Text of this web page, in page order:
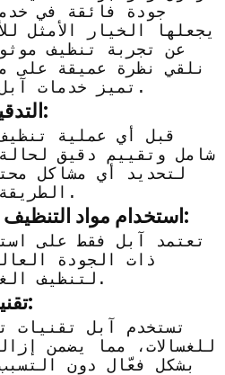
جودة فائقة في
يجعلها الخيار الأمثل
عن تجربة تنظيف
نلقي نظرة عميقة على
تميز خدمات آبل في تنظيف الغسالات.
1. التدقيق والتقييم المبدئي:
قبل أي عملية
شامل وتقييم دقيق
لتحديد أي مشاكل
الطريقة المناسبة للتنظيف.
2. استخدام مواد التنظيف ذات الجودة العالية:
تعتمد آبل فقط على
ذات الجودة
لتنظيف الغسالات بكفاءة وسلامة.
3. تقنيات تنظيف متقدمة:
تستخدم آبل تقنيات
للغسالات، مما يضمن
بشكل فعّال دون